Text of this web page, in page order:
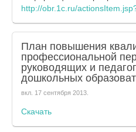
http://obr.1c.ru/
План повышения
профессиональной
руководящих и
дошкольных
вкл. 17 сентября 2013
Скачать